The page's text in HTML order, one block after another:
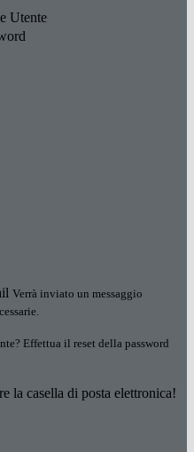
Utente
Verrà inviato un messaggio
Effettua il reset della password
la casella di posta elettronica!